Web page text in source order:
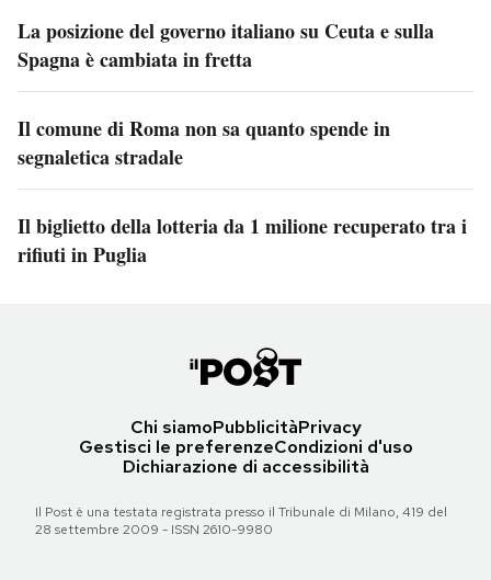
La posizione del governo italiano su Ceuta e sulla
Spagna è cambiata in fretta
Il comune di Roma non sa quanto spende in
segnaletica stradale
Il biglietto della lotteria da 1 milione recuperato tra i
rifiuti in Puglia
Chi siamoPubblicitàPrivacy
Gestisci le preferenzeCondizioni d'uso
Dichiarazione di accessibilità
Il Post è una testata registrata presso il Tribunale di Milano, 419 del
28 settembre 2009 - ISSN 2610-9980